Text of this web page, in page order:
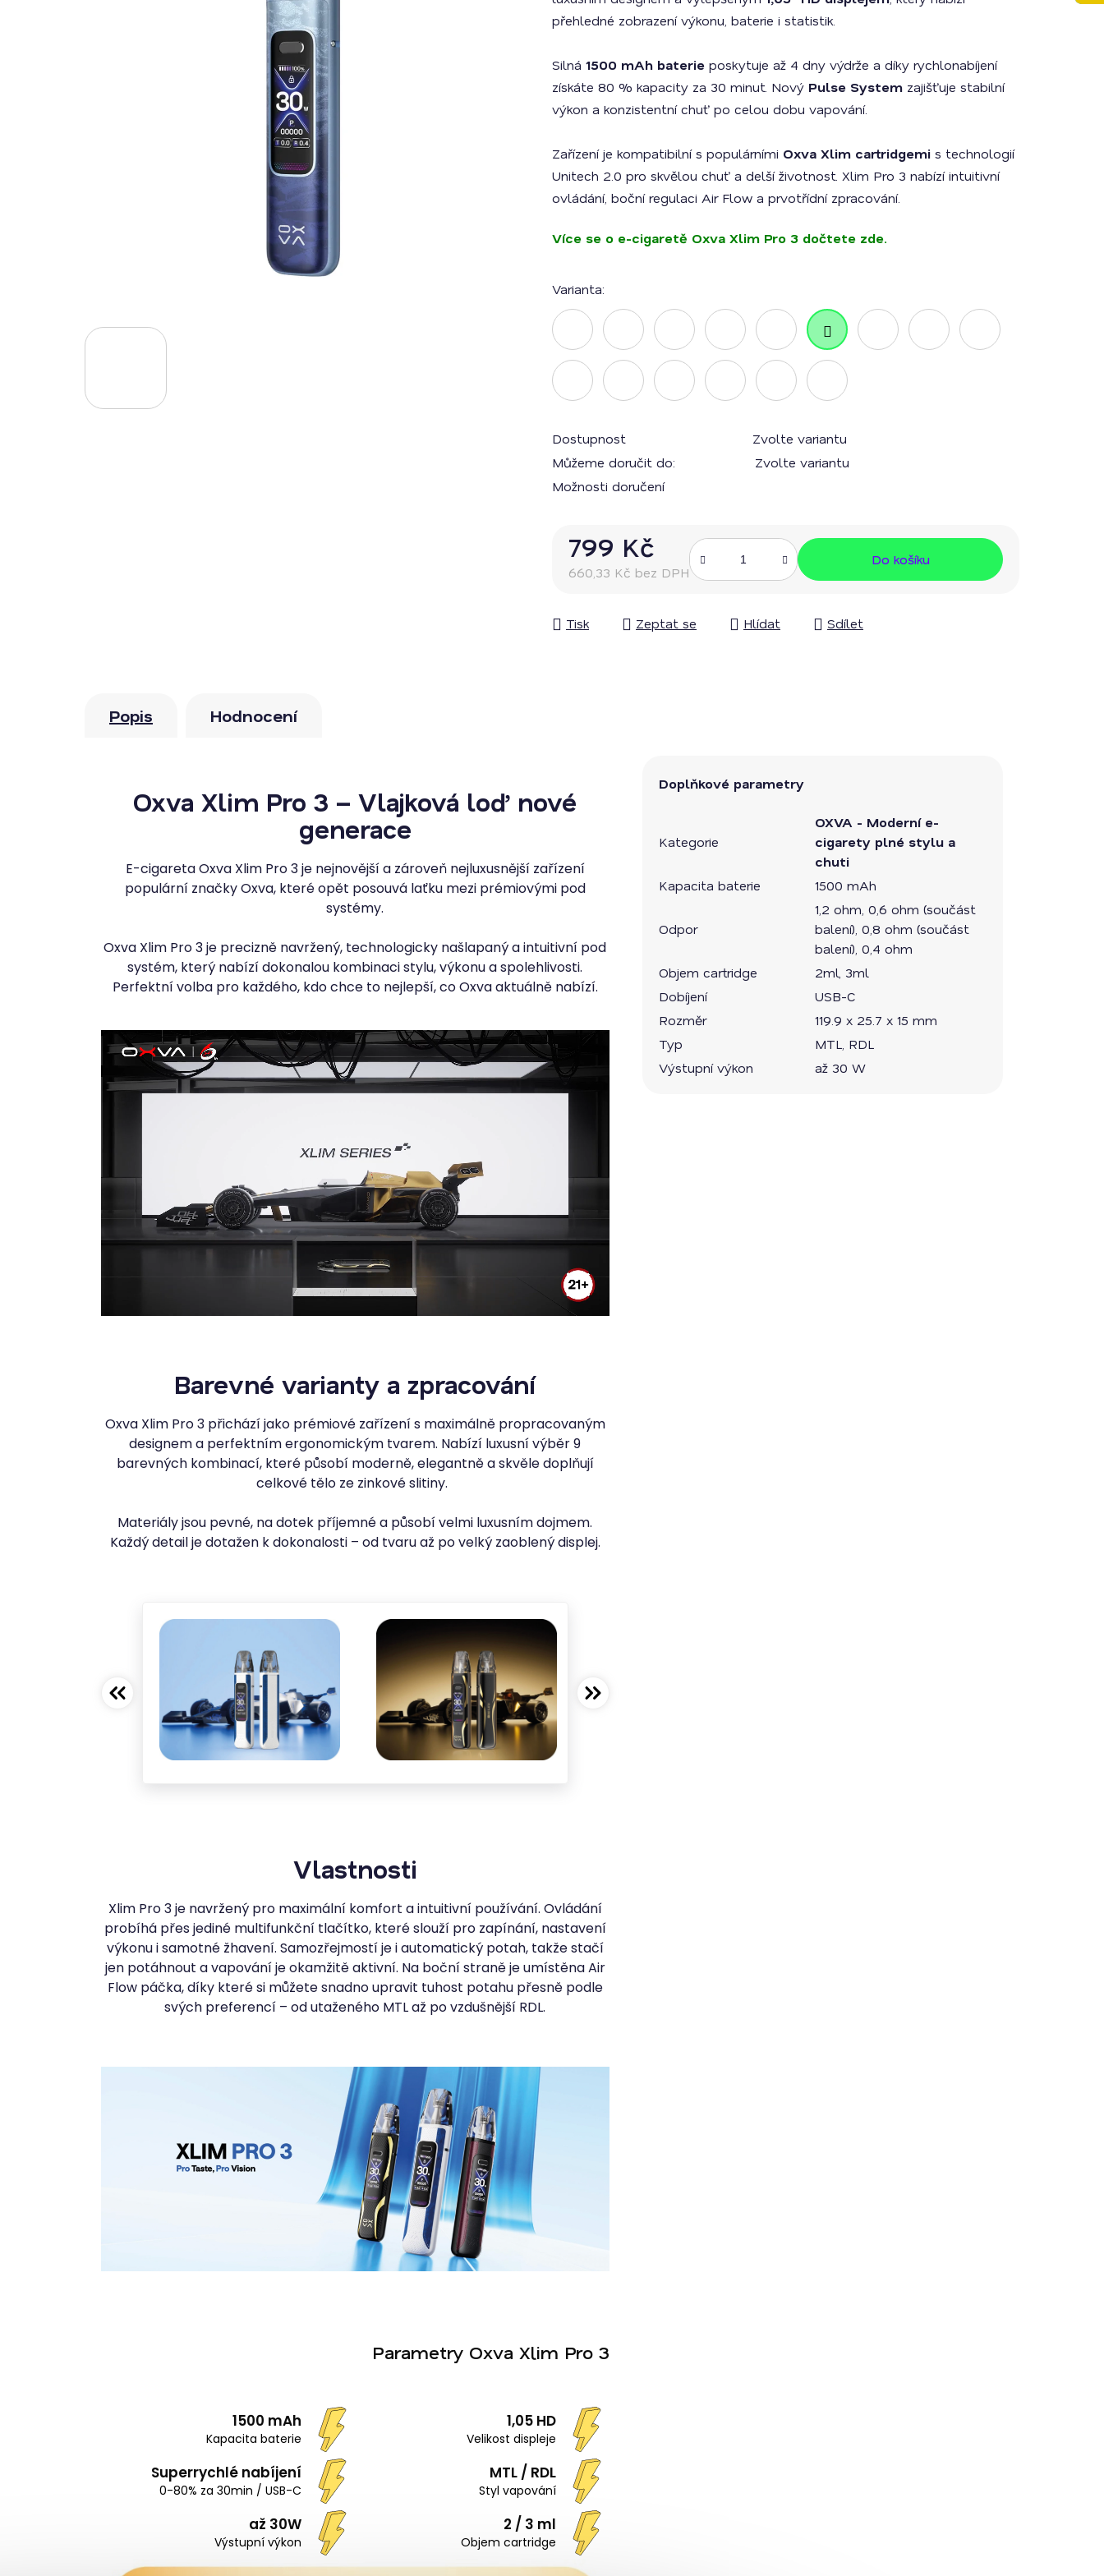
5
hvězdiček.
přehledné zobrazení výkonu, baterie i statistik.
Silná 1500 mAh baterie poskytuje až 4 dny výdrže a díky rychlonabíjení
získáte 80 % kapacity za 30 minut. Nový Pulse System zajišťuje stabilní
výkon a konzistentní chuť po celou dobu vapování.
Zařízení je kompatibilní s populárními Oxva Xlim cartridgemi s technologií
Unitech 2.0 pro skvělou chuť a delší životnost. Xlim Pro 3 nabízí intuitivní
ovládání, boční regulaci Air Flow a prvotřídní zpracování.
Více se o e-cigaretě Oxva Xlim Pro 3 dočtete zde.
Varianta:
Dostupnost
Zvolte variantu
Můžeme doručit do:
Zvolte variantu
Možnosti doručení
799 Kč
660,33 Kč bez DPH
Do košíku
Tisk Zeptat se Hlídat Sdílet
Popis Hodnocení
Oxva Xlim Pro 3 – Vlajková loď nové
generace
E-cigareta Oxva Xlim Pro 3 je nejnovější a zároveň nejluxusnější zařízení
populární značky Oxva, které opět posouvá laťku mezi prémiovými pod
systémy.
Oxva Xlim Pro 3 je precizně navržený, technologicky našlapaný a intuitivní pod
systém, který nabízí dokonalou kombinaci stylu, výkonu a spolehlivosti.
Perfektní volba pro každého, kdo chce to nejlepší, co Oxva aktuálně nabízí.
Barevné varianty a zpracování
Oxva Xlim Pro 3 přichází jako prémiové zařízení s maximálně propracovaným
designem a perfektním ergonomickým tvarem. Nabízí luxusní výběr 9
barevných kombinací, které působí moderně, elegantně a skvěle doplňují
celkové tělo ze zinkové slitiny.
Materiály jsou pevné, na dotek příjemné a působí velmi luxusním dojmem.
Každý detail je dotažen k dokonalosti – od tvaru až po velký zaoblený displej.
Vlastnosti
Xlim Pro 3 je navržený pro maximální komfort a intuitivní používání. Ovládání
probíhá přes jediné multifunkční tlačítko, které slouží pro zapínání, nastavení
výkonu i samotné žhavení. Samozřejmostí je i automatický potah, takže stačí
jen potáhnout a vapování je okamžitě aktivní. Na boční straně je umístěna Air
Flow páčka, díky které si můžete snadno upravit tuhost potahu přesně podle
svých preferencí – od utaženého MTL až po vzdušnější RDL.
Parametry Oxva Xlim Pro 3
1500 mAh
Kapacita baterie
1,05 HD
Velikost displeje
Superrychlé nabíjení
0-80% za 30min / USB-C
MTL / RDL
Styl vapování
až 30W
Výstupní výkon
2 / 3 ml
Objem cartridge
Doplňkové parametry
Kategorie
OXVA - Moderní e-
cigarety plné stylu a
chuti
Kapacita baterie
1500 mAh
Odpor
1,2 ohm, 0,6 ohm (součást
balení), 0,8 ohm (součást
balení), 0,4 ohm
Objem cartridge
2ml, 3ml
Dobíjení
USB-C
Rozměr
119.9 x 25.7 x 15 mm
Typ
MTL, RDL
Výstupní výkon
až 30 W